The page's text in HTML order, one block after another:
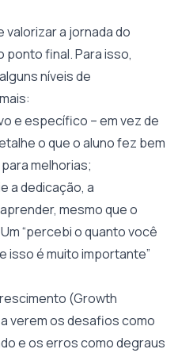
valorizar a jornada do
ponto final. Para isso,
níveis de
e específico – em vez de
o que o aluno fez bem
melhorias;
a dedicação, a
mesmo que o
“percebi o quanto você
é muito importante”
(Growth
verem os desafios como
e os erros como degraus